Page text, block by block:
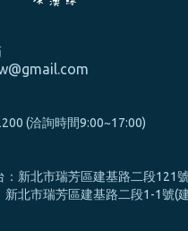
(洽詢時間9:00~17:00)
：新北市瑞芳區建基路二段121
新北市瑞芳區建基路二段1-1號(